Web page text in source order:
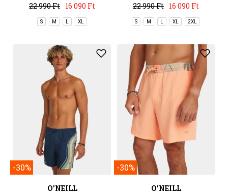
22 990 Ft 16 090 Ft
S M L XL
22 990 Ft 16 090 Ft
S M L XL 2XL
-30%
O'NEILL
-30%
O'NEILL